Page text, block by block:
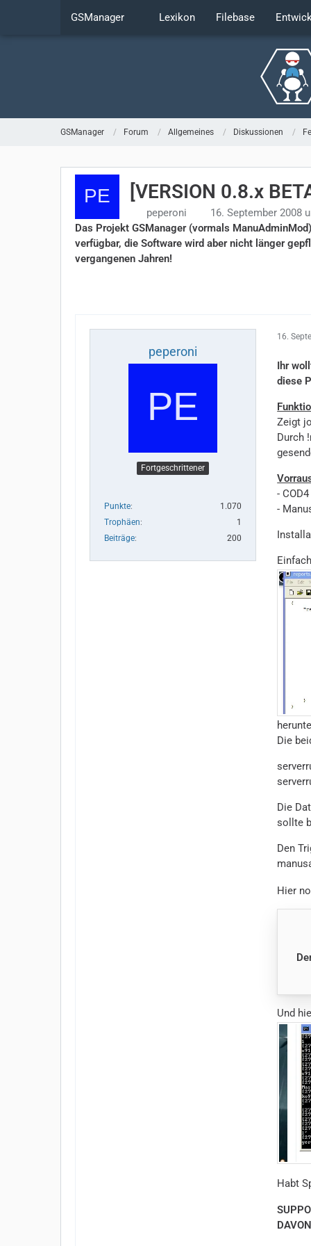
GSManager Lexikon Filebase
GSManager Forum Allgemeines Diskussionen
[VERSION 0.8.x
peperoni
16. September 2008
Das Projekt GSManager (vormals
verfügbar, die Software wird aber nicht länger
vergangenen Jahren!
peperoni
Fortgeschrittener
Punkte
1.070
Trophäen
1
Beiträge
200
16.
Ihr
diese
Zeigt
Durch
-
-
Die
Die
sollte
Den
Hier
Und
Habt
DAVON